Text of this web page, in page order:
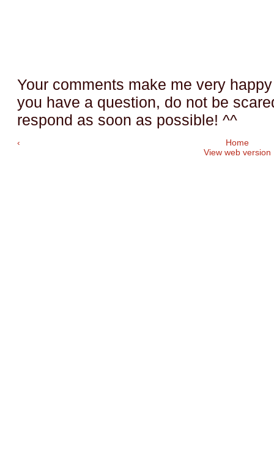
Your comments make me very
you have a question, do not be
respond as soon as possible! ^^
‹
Home
View web version